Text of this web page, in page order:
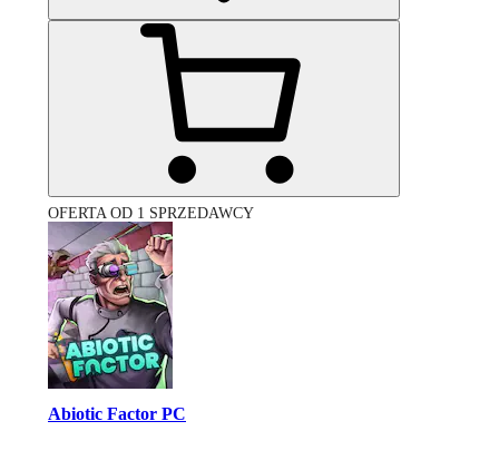
OFERTA OD 1 SPRZEDAWCY
Abiotic Factor PC